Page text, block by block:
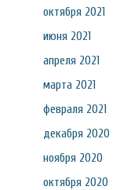
октября 2021
июня 2021
апреля 2021
марта 2021
февраля 2021
декабря 2020
ноября 2020
октября 2020